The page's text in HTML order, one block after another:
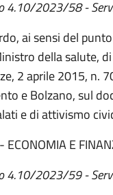
4.10/2023/58 -
ai sensi del
della salute,
2 aprile 2015, n.
e Bolzano, sul
e di attivismo
ECONOMIA E
4.10/2023/59 -